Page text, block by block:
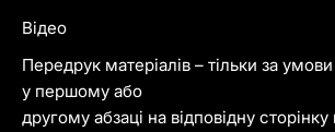
Передрук матеріалів – тільки за
у першому або
другому абзаці на відповідну сторінку
Відео